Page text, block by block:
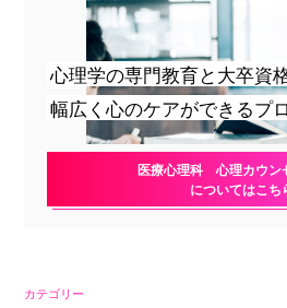
心理学の専門教育と大卒資
幅広く心のケアができるプ
医療心理科 心理カウン
についてはこち
カテゴリー